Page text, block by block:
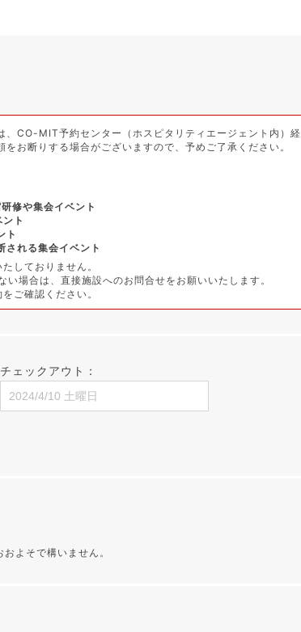
、CO-MIT予約センター（ホスピタリティエージェント内）経
お断りする場合がございますので、予めご了承ください。
修や集会イベント
ト
ト
される集会イベント
しておりません。
場合は、直接施設へのお問合せをお願いいたします。
ご確認ください。
チェックアウト：
よそで構いません。